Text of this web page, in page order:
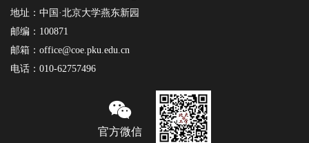
地址：中国·北京大学燕东新园
邮编：100871
邮箱：office@coe.pku.edu.cn
电话：010-62757496
官方微信